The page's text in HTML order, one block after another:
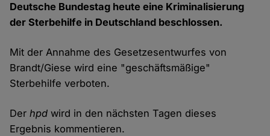
Deutsche Bundestag heute eine Kriminalisierung
der Sterbehilfe in Deutschland beschlossen.
Mit der Annahme des Gesetzesentwurfes von
Brandt/Giese wird eine "geschäftsmäßige"
Sterbehilfe verboten.
Derhpd wird in den nächsten Tagen dieses
Ergebnis kommentieren.